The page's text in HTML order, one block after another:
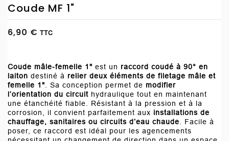
Coude MF 1"
6,90 € TTC
Coude mâle-femelle 1" est un raccord coudé à 90° en
laiton destiné à relier deux éléments de filetage mâle et
femelle 1". Sa conception permet de modifier
l’orientation du circuit hydraulique tout en maintenant
une étanchéité fiable. Résistant à la pression et à la
corrosion, il convient parfaitement aux installations de
chauffage, sanitaires ou circuits d’eau chaude. Facile à
poser, ce raccord est idéal pour les agencements